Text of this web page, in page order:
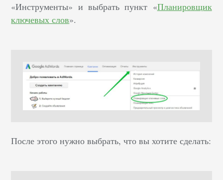
«Инструменты» и выбрать пункт «Планировщик
ключевых слов».
После этого нужно выбрать, что вы хотите сделать: